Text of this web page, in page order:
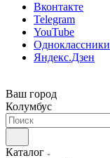
Вконтакте
Telegram
YouTube
Одноклассники
Яндекс.Дзен
Ваш город
Колумбус
Каталог